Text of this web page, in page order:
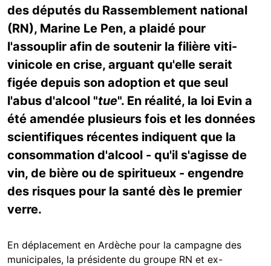
des députés du Rassemblement national
(RN), Marine Le Pen, a plaidé pour
l'assouplir afin de soutenir la filière viti-
vinicole en crise, arguant qu'elle serait
figée depuis son adoption et que seul
l'abus d'alcool "tue". En réalité, la loi Evin a
été amendée plusieurs fois et les données
scientifiques récentes indiquent que la
consommation d'alcool - qu'il s'agisse de
vin, de bière ou de spiritueux - engendre
des risques pour la santé dès le premier
verre.
En déplacement en Ardèche pour la campagne des
municipales, la présidente du groupe RN et ex-